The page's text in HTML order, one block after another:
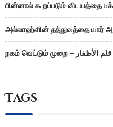
பின்னால் கூறப்படும் விடயத்தை
அல்லாஹ்வின் தத்துவத்தை யார்
நகம் வெட்டும் முறை – قلم الأظفار
Tags